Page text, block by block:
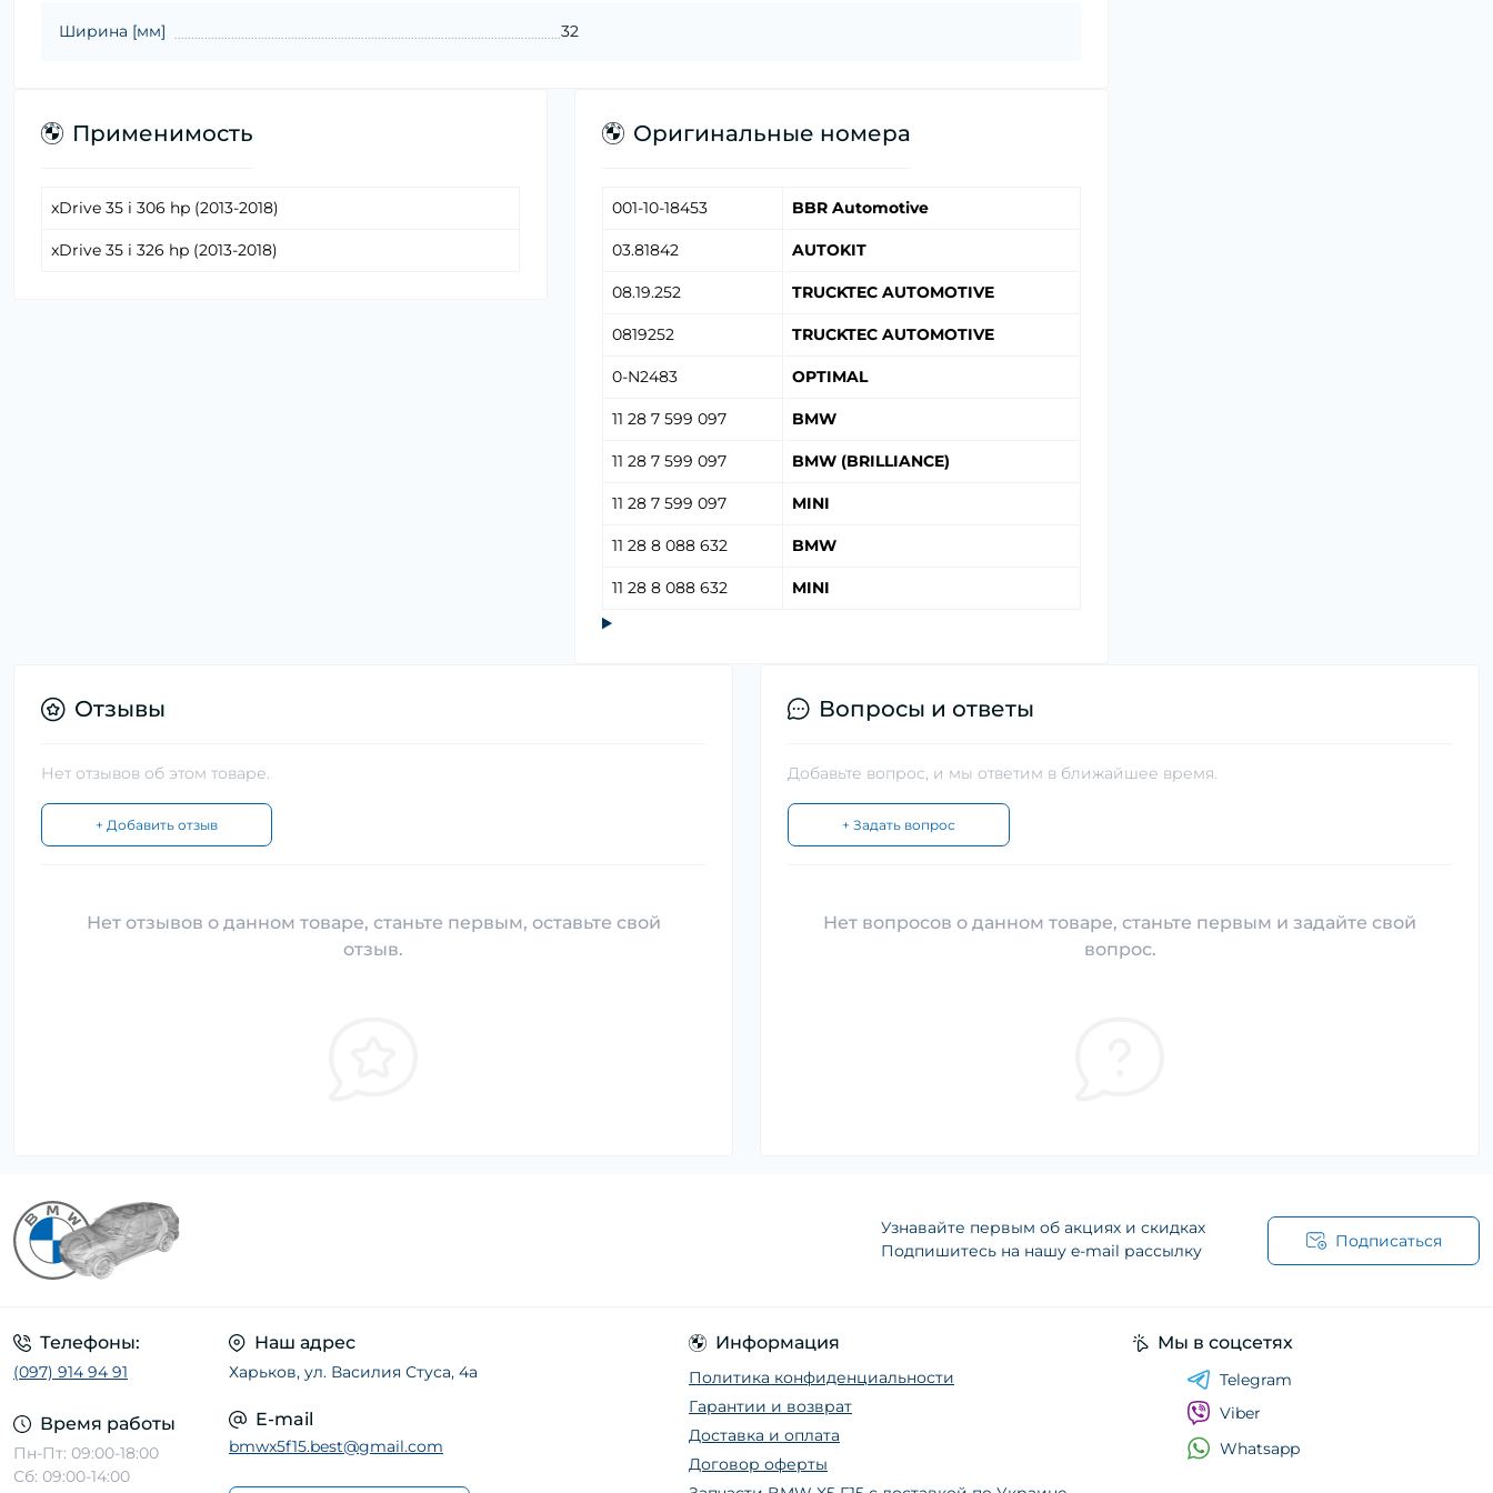
Ширина [мм] 32
Применимость
xDrive 35 i 306 hp (2013-2018)
xDrive 35 i 326 hp (2013-2018)
Оригинальные номера
001-10-18453 BBR Automotive
03.81842 AUTOKIT
08.19.252 TRUCKTEC AUTOMOTIVE
0819252 TRUCKTEC AUTOMOTIVE
0-N2483 OPTIMAL
11 28 7 599 097 BMW
11 28 7 599 097 BMW (BRILLIANCE)
11 28 7 599 097 MINI
11 28 8 088 632 BMW
11 28 8 088 632 MINI
Отзывы
Нет отзывов об этом товаре.
+ Добавить отзыв
Нет отзывов о данном товаре, станьте первым, оставьте свой
отзыв.
Вопросы и ответы
Добавьте вопрос, и мы ответим в ближайшее время.
+ Задать вопрос
Нет вопросов о данном товаре, станьте первым и задайте свой
вопрос.
Узнавайте первым об акциях и скидках
Подпишитесь на нашу e-mail рассылку
Подписаться
Телефоны:
(097) 914 94 91
Время работы
Пн-Пт: 09:00-18:00
Сб: 09:00-14:00
Наш адрес
Харьков, ул. Василия Стуса, 4а
E-mail
bmwx5f15.best@gmail.com
Информация
Политика конфиденциальности
Гарантии и возврат
Доставка и оплата
Договор оферты
Мы в соцсетях
Telegram
Viber
Whatsapp